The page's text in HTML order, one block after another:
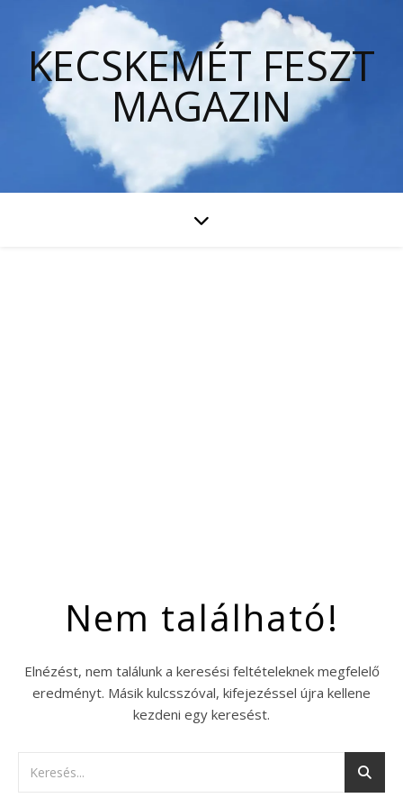
KECSKEMÉT FESZT
MAGAZIN
Nem található!
Elnézést, nem találunk a keresési feltételeknek megfelelő
eredményt. Másik kulcsszóval, kifejezéssel újra kellene
kezdeni egy keresést.